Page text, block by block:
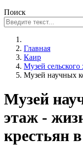
Поиск
Главная
Каир
Музей сельского
Музей научных
Музей
этаж -
крестьян